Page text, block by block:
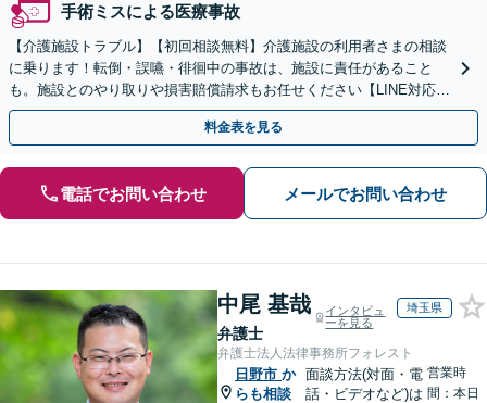
手術ミスによる医療事故
【介護施設トラブル】【初回相談無料】介護施設の利用者さまの相談
に乗ります！転倒・誤嚥・徘徊中の事故は、施設に責任があること
も。施設とのやり取りや損害賠償請求もお任せください【LINE対応
可】【夜間・休日面談可】【関東エリア対応】
料金表を見る
電話でお問い合わせ メールでお問い合わせ
中尾 基哉
弁護士
インタビュ
ーを見る
埼玉県
弁護士法人法律事務所フォレスト
日野市 か
らも相談
面談方法(対面・電
話・ビデオなど)は
営業時
間：本日